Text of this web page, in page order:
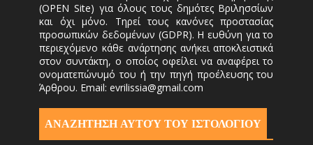
(OPEN Site) για όλους τους δημότες Βριλησσίων
και όχι μόνο. Τηρεί τους κανόνες προστασίας
προσωπικών δεδομένων (GDPR). Η ευθύνη για το
περιεχόμενο κάθε ανάρτησης ανήκει αποκλειστικά
στον συντάκτη, ο οποίος οφείλει να αναφέρει το
ονοματεπώνυμό του ή την πηγή προέλευσης του
Άρθρου. Email: evrilissia@gmail.com
ΑΝΑΖΗΤΗΣΗ ΑΥΤΟΎ ΤΟΥ ΙΣΤΟΛΟΓΙΟΥ